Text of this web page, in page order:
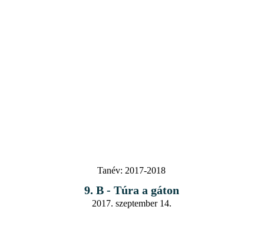
Tanév: 2017-2018
9. B - Túra a gáton
2017. szeptember 14.